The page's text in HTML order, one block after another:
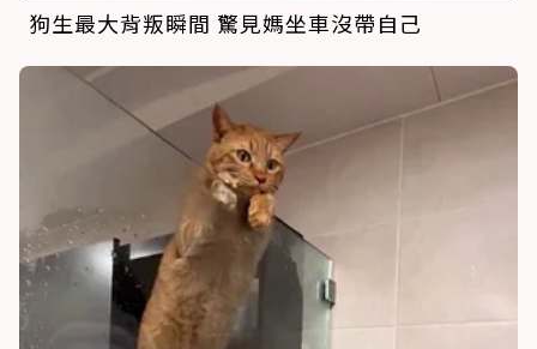
狗生最大背叛瞬間 驚見媽坐車沒帶自己